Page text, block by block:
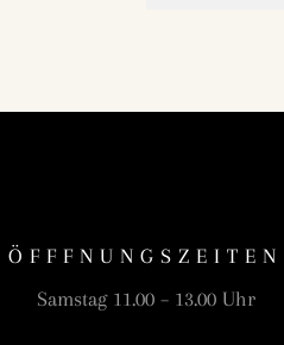
ÖFFFNUNGSZEITEN
Samstag 11.00 – 13.00 Uhr